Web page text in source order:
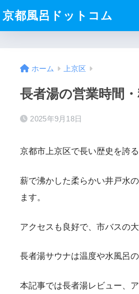
京都風呂ドットコム
ホーム 上京区
長者湯の営業時間
2025年9月18日
京都市上京区で長い歴史を誇
薪で沸かした柔らかい井戸水
ます。
アクセスも良好で、市バスの
長者湯サウナは温度や水風呂
本記事では長者湯レビュー、